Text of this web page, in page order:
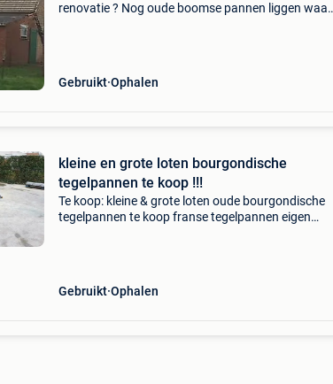
renovatie ? Nog oude boomse pannen liggen waar
Gebruikt Ophalen
kleine en grote loten bourgondische
tegelpannen te koop !!!
Te koop: kleine & grote loten oude bourgondische
tegelpannen te koop franse tegelpannen eigen
Gebruikt Ophalen